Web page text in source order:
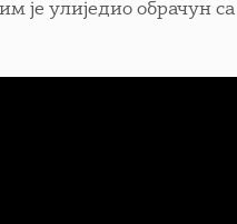
је улиједио обрачун